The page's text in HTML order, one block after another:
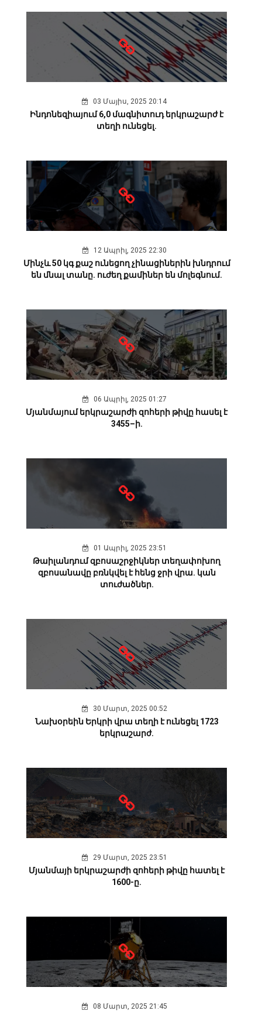
03 Մայիս, 2025 20:14
Ինդոնեզիայում 6,0 մագնիտուդ երկրաշարժ է
տեղի ունեցել.
12 Ապրիլ, 2025 22:30
Մինչև 50 կգ քաշ ունեցող չինացիներին խնդրում
են մնալ տանը. ուժեղ քամիներ են մոլեգնում.
06 Ապրիլ, 2025 01:27
Մյանմայում երկրաշարժի զոհերի թիվը հասել է
3455–ի.
01 Ապրիլ, 2025 23:51
Թաիլանդում զբոսաշրջիկներ տեղափոխող
զբոսանավը բռնկվել է հենց ջրի վրա. կան
տուժածներ.
30 Մարտ, 2025 00:52
Նախօրեին Երկրի վրա տեղի է ունեցել 1723
երկրաշարժ.
29 Մարտ, 2025 23:51
Մյանմայի երկրաշարժի զոհերի թիվը հատել է
1600-ը.
08 Մարտ, 2025 21:45